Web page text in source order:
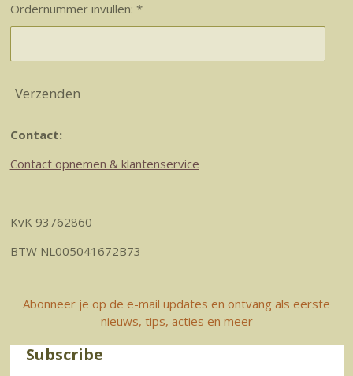
Ordernummer invullen: *
Verzenden
Contact:
Contact opnemen & klantenservice
KvK 93762860
BTW NL005041672B73
Abonneer je op de e-mail updates en ontvang als eerste
nieuws, tips, acties en meer
Subscribe